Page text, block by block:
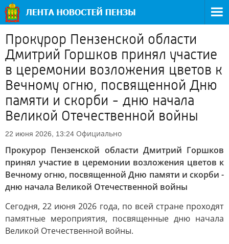
Прокурор Пензенской области
Дмитрий Горшков принял участие
в церемонии возложения цветов к
Вечному огню, посвященной Дню
памяти и скорби - дню начала
Великой Отечественной войны
22 июня 2026, 13:24 Официально
Прокурор Пензенской области Дмитрий Горшков
принял участие в церемонии возложения цветов к
Вечному огню, посвященной Дню памяти и скорби -
дню начала Великой Отечественной войны
Сегодня, 22 июня 2026 года, по всей стране проходят
памятные мероприятия, посвященные дню начала
Великой Отечественной войны.